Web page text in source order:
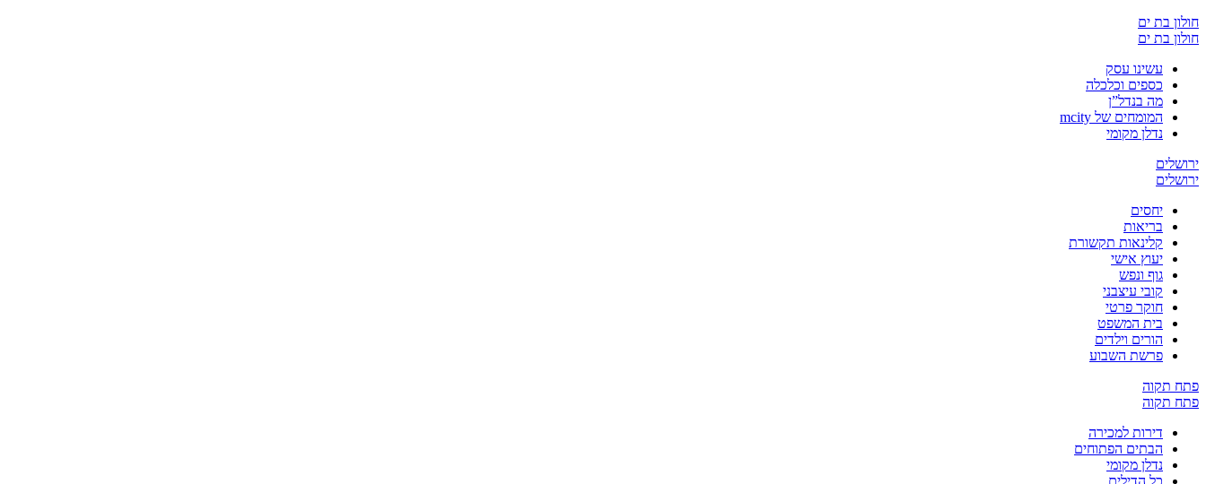
חולון בת ים
חולון בת ים
עשינו עסק
כספים וכלכלה
מה בנדל”ן
המומחים של mcity
נדלן מקומי
ירושלים
ירושלים
יחסים
בריאות
קלינאות תקשורת
יעוץ אישי
גוף ונפש
קובי עיצבני
חוקר פרטי
בית המשפט
הורים וילדים
פרשת השבוע
פתח תקוה
פתח תקוה
דירות למכירה
הבתים הפתוחים
נדלן מקומי
כל הדילים